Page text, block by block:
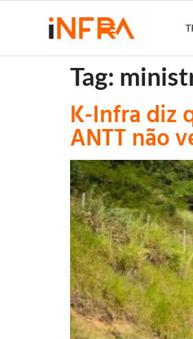
Tag:
K-Infra diz
ANTT não